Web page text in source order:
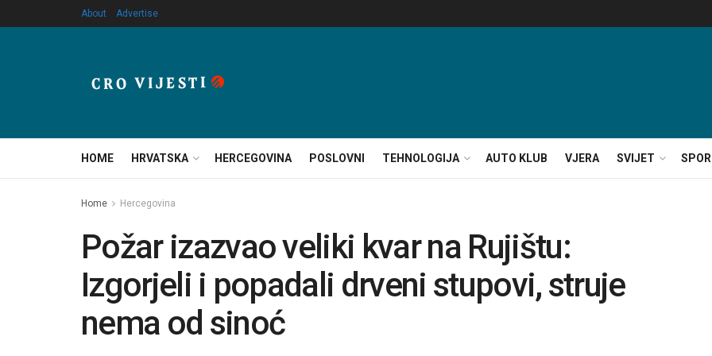
About Advertise
HOME HRVATSKA HERCEGOVINA POSLOVNI TEHNOLOGIJA AUTO KLUB VJERA SVIJET
Home Hercegovina
Požar izazvao veliki kvar na Rujištu:
Izgorjeli i popadali drveni stupovi, struje
nema od sinoć